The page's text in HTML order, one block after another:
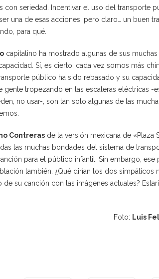
con seriedad. Incentivar el uso del transporte
una de esas acciones, pero claro… un buen
para qué.
capitalino ha mostrado algunas de sus muchas
Sí, es cierto, cada vez somos más
público ha sido rebasado y su
gente tropezando en las escaleras eléctricas -
no usar-, son tan solo algunas de las
Contreras de la versión mexicana de «Plaza
las muchas bondades del sistema de
para el público infantil. Sin embargo, ese
también. ¿Qué dirían los dos simpáticos
de su canción con las imágenes actuales?
Foto: Luis